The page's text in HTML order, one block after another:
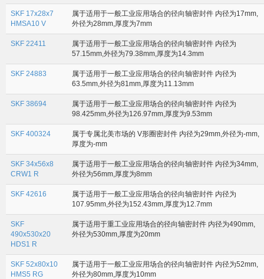
SKF 17x28x7
HMSA10 V
属于适用于一般工业应用场合的径向轴密封件 内径为17mm,
外径为28mm,厚度为7mm
SKF 22411
属于适用于一般工业应用场合的径向轴密封件 内径为
57.15mm,外径为79.38mm,厚度为14.3mm
SKF 24883
属于适用于一般工业应用场合的径向轴密封件 内径为
63.5mm,外径为81mm,厚度为11.13mm
SKF 38694
属于适用于一般工业应用场合的径向轴密封件 内径为
98.425mm,外径为126.97mm,厚度为9.53mm
SKF 400324
属于专属北美市场的 V形圈密封件 内径为29mm,外径为-mm,
厚度为-mm
SKF 34x56x8
CRW1 R
属于适用于一般工业应用场合的径向轴密封件 内径为34mm,
外径为56mm,厚度为8mm
SKF 42616
属于适用于一般工业应用场合的径向轴密封件 内径为
107.95mm,外径为152.43mm,厚度为12.7mm
SKF
490x530x20
HDS1 R
属于适用于重工业应用场合的径向轴密封件 内径为490mm,
外径为530mm,厚度为20mm
SKF 52x80x10
HMS5 RG
属于适用于一般工业应用场合的径向轴密封件 内径为52mm,
外径为80mm,厚度为10mm